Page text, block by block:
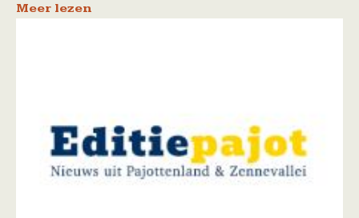
Meer lezen